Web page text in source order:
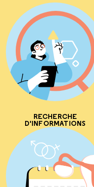
RECHERCHE
D'INFORMATIONS